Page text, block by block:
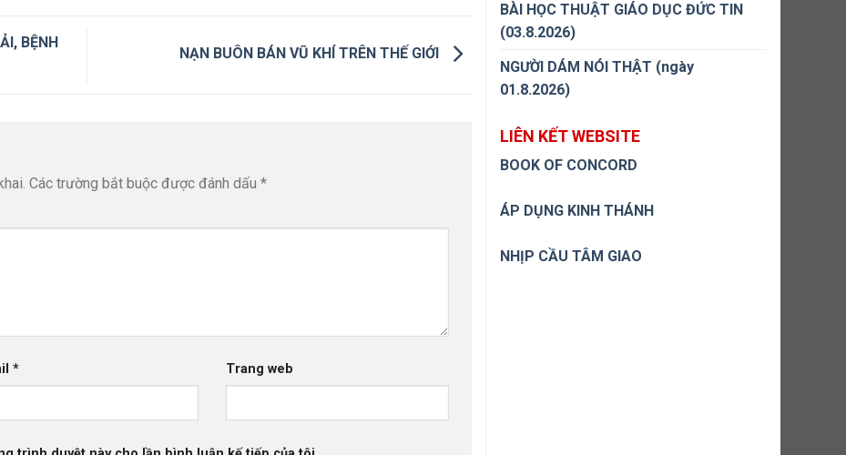
BỆNH
NẠN BUÔN BÁN VŨ KHÍ TRÊN THẾ GIỚI
Các trường bắt buộc được đánh dấu *
* Trang web
BÀI HỌC THUẬT GIÁO DỤC ĐỨC TIN
(03.8.2026)
NGƯỜI DÁM NÓI THẬT (ngày
01.8.2026)
LIÊN KẾT WEBSITE
BOOK OF CONCORD
ÁP DỤNG KINH THÁNH
NHỊP CẦU TÂM GIAO